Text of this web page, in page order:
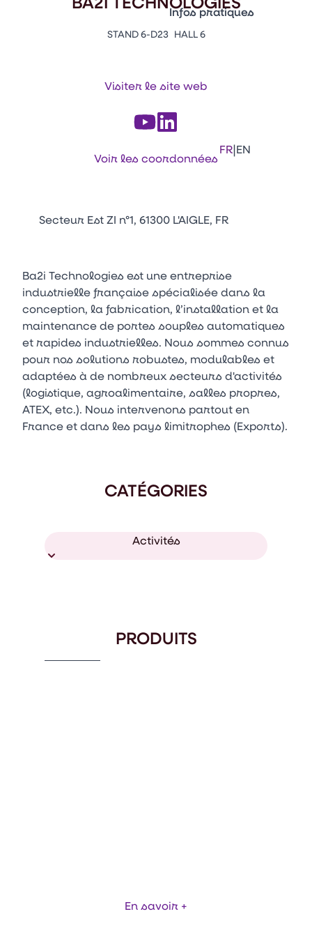
Vitrine Innovations
Emballages
Infos pratiques
Contacts
Appuyez sur Entrée pour
FR|EN
STAND 6-D23 HALL 6
Visiter le site web
Voir les coordonnées
Secteur Est ZI n°1, 61300 L'AIGLE, FR
Ba2i Technologies est une entreprise
industrielle française spécialisée dans la
conception, la fabrication, l’installation et la
maintenance de portes souples automatiques
et rapides industrielles. Nous sommes connus
pour nos solutions robustes, modulables et
adaptées à de nombreux secteurs d'activités
(logistique, agroalimentaire, salles propres,
ATEX, etc.). Nous intervenons partout en
France et dans les pays limitrophes (Exports).
CATÉGORIES
Activités
PRODUITS
En savoir +